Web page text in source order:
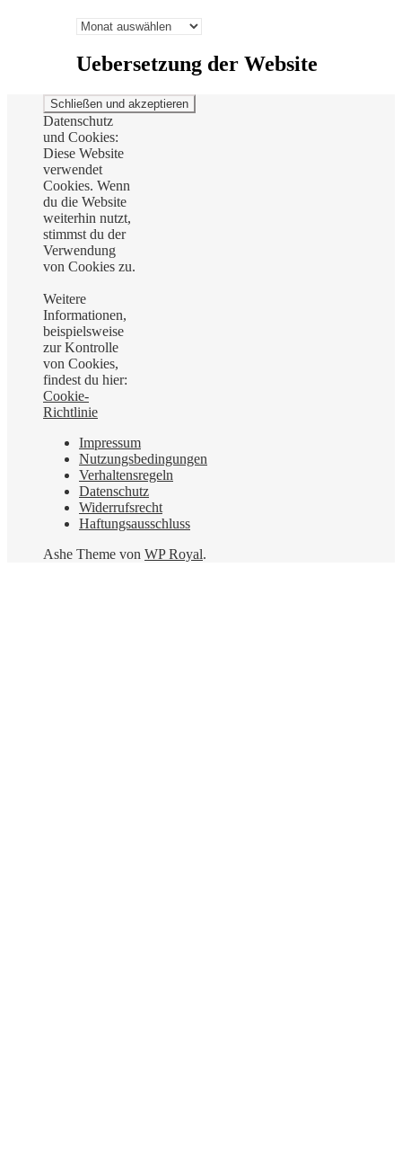
Archiv:
Uebersetzung der Website
Datenschutz
und Cookies:
Diese Website
verwendet
Cookies. Wenn
du die Website
weiterhin nutzt,
stimmst du der
Verwendung
von Cookies zu.
Weitere
Informationen,
beispielsweise
zur Kontrolle
von Cookies,
findest du hier:
Cookie-
Richtlinie
Impressum
Nutzungsbedingungen
Verhaltensregeln
Datenschutz
Widerrufsrecht
Haftungsausschluss
Ashe Theme von WP Royal.